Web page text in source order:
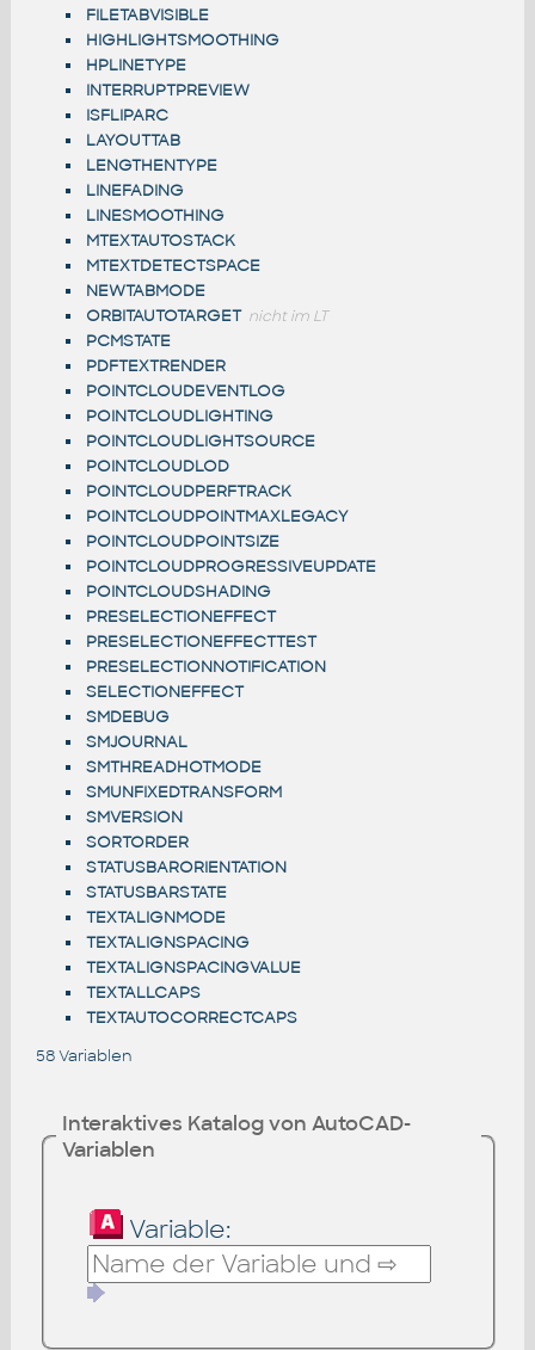
FILETABVISIBLE
HIGHLIGHTSMOOTHING
HPLINETYPE
INTERRUPTPREVIEW
ISFLIPARC
LAYOUTTAB
LENGTHENTYPE
LINEFADING
LINESMOOTHING
MTEXTAUTOSTACK
MTEXTDETECTSPACE
NEWTABMODE
ORBITAUTOTARGET nicht im LT
PCMSTATE
PDFTEXTRENDER
POINTCLOUDEVENTLOG
POINTCLOUDLIGHTING
POINTCLOUDLIGHTSOURCE
POINTCLOUDLOD
POINTCLOUDPERFTRACK
POINTCLOUDPOINTMAXLEGACY
POINTCLOUDPOINTSIZE
POINTCLOUDPROGRESSIVEUPDATE
POINTCLOUDSHADING
PRESELECTIONEFFECT
PRESELECTIONEFFECTTEST
PRESELECTIONNOTIFICATION
SELECTIONEFFECT
SMDEBUG
SMJOURNAL
SMTHREADHOTMODE
SMUNFIXEDTRANSFORM
SMVERSION
SORTORDER
STATUSBARORIENTATION
STATUSBARSTATE
TEXTALIGNMODE
TEXTALIGNSPACING
TEXTALIGNSPACINGVALUE
TEXTALLCAPS
TEXTAUTOCORRECTCAPS
58 Variablen
Interaktives Katalog von AutoCAD-
Variablen
Variable: